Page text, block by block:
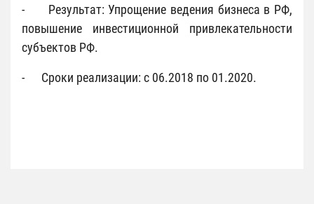
- Результат: Упрощение ведения бизнеса в РФ,
повышение инвестиционной привлекательности
субъектов РФ.
- Сроки реализации: с 06.2018 по 01.2020.